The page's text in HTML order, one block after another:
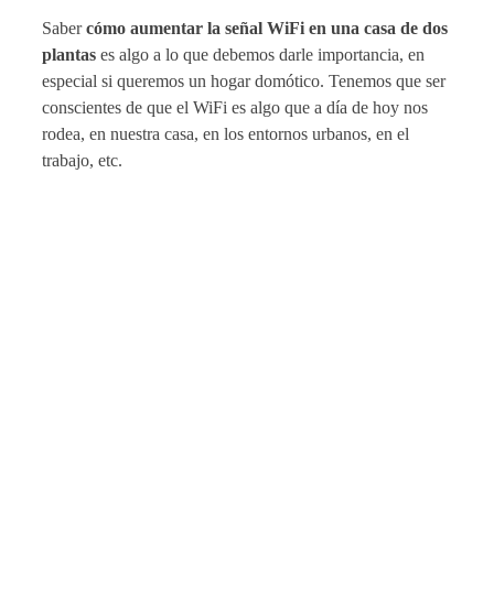
Sabercómo aumentar la señal WiFi en una casa de dos
plantas es algo a lo que debemos darle importancia, en
especial si queremos un hogar domótico. Tenemos que ser
conscientes de que el WiFi es algo que a día de hoy nos
rodea, en nuestra casa, en los entornos urbanos, en el
trabajo, etc.